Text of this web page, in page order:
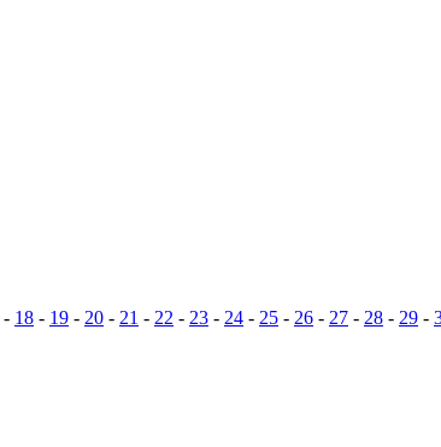
- 18 - 19 - 20 - 21 - 22 - 23 - 24 - 25 - 26 - 27 - 28 - 29 -